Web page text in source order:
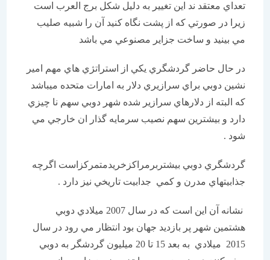
تعداي معتقد ند اين تغیير به دليل شكل برج العرب است
زيرا در صورتي كه از پشت نگاه كنيد آن را شبيه صليب
مي بينيد و ساخت جزاير مصنوعي مي باشد
در حال حاضر گردشگري يكي از استراتژي هاي مهم امير
نشين دوبي براي سرازيري دلار به امارات متحده ميباشد
كه البته از دلارهاي سرازير شده شهر دوبي سهم نا چيزي
دارد و بيشترين سهم نصيب سرمايه گذار ان خارجي مي
گردشگري دوبي بيشتربرمراكزخريدمتمركزاست اگرچه
جذابيتهاي مدرن و كمي جدابيت تاريخي نيز دارد .
نشانه آن اين است كه در سال 2007 ميلادي دوبي
هشتمين شهر پر بازديد جهان بود انتظار مي رود در سال
2015 ميلادي به بعد 15 تا 20 ميليون گردشگر به دوبي